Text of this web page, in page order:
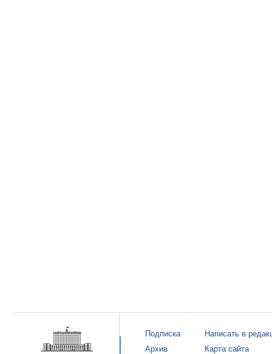
Подписка
Архив
Написать в
Карта сайта